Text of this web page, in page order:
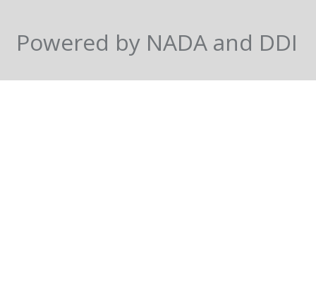
Powered by NADA and DDI